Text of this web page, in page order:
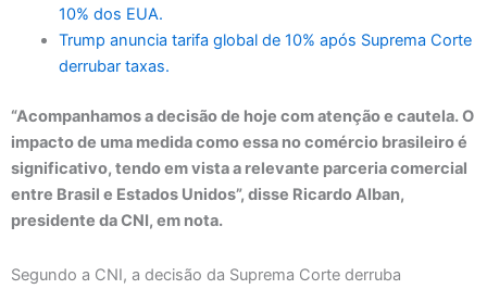
10% dos EUA.
Trump anuncia tarifa global de 10% após Suprema Corte
derrubar taxas.
“Acompanhamos a decisão de hoje com atenção e cautela. O
impacto de uma medida como essa no comércio brasileiro é
significativo, tendo em vista a relevante parceria comercial
entre Brasil e Estados Unidos”, disse Ricardo Alban,
presidente da CNI, em nota.
Segundo a CNI, a decisão da Suprema Corte derruba